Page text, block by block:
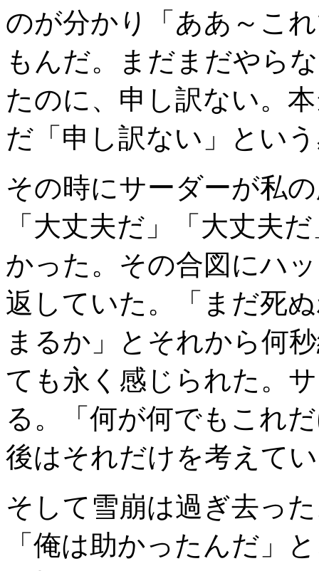
のが分かり「ああ～こ
もんだ。まだまだやら
たのに、申し訳ない。
だ「申し訳ない」とい
その時にサーダーが私
「大丈夫だ」「大丈夫
かった。その合図にハ
返していた。「まだ死
まるか」とそれから何
ても永く感じられた。
る。「何が何でもこれ
後はそれだけを考えて
そして雪崩は過ぎ去っ
「俺は助かったんだ」